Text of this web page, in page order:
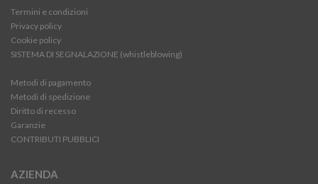
Termini e condizioni
Privacy policy
Cookie policy
SISTEMA DI SEGNALAZIONE (whistleblowing)
Metodi di pagamento
Metodi di spedizione
Diritto di recesso
Garanzie
CONTRIBUTI PUBBLICI
AZIENDA